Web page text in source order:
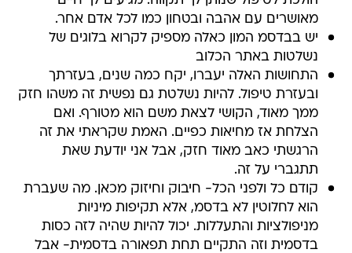
מאושרים עם אהבה ובטחון כמו לכל אדם אחר.
יש בבדסמ המון כאלה מספיק לקרוא בלוגים של
נשלטות באתר הכלוב
התחושות האלה יעברו, יקח כמה שנים, בעזרתך
ובעזרת טיפול. להיות נשלטת גם נפשית זה משהו חזק
ממך מאוד, הקושי לצאת משם הוא מטורף. ואם
הצלחת אז מחיאות כפיים. האמת שקראתי את זה
הרגשתי כאב מאוד חזק, אבל אני יודעת שאת
תתגברי על זה.
קודם כל ולפני הכל- חיבוק וחיזוק מכאן. מה שעברת
הוא לחלוטין לא בדסמ, אלא תקיפות מיניות
מניפולציות והתעללות. יכול להיות שהיה לזה כסות
בדסמית וזה התקיים תחת תפאורה בדסמית- אבל